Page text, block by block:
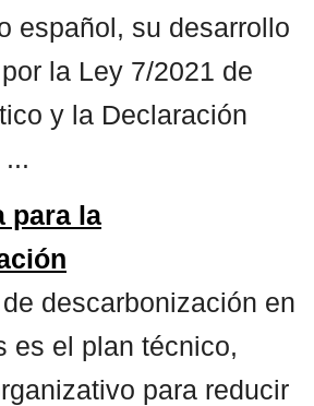
español, su desarrollo
la Ley 7/2021 de
y la Declaración
para la
descarbonización en
es el plan técnico,
para reducir